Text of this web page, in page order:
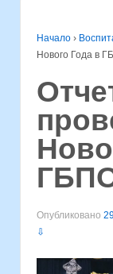
Начало ›
Нового Года в
Опубликовано
⇩